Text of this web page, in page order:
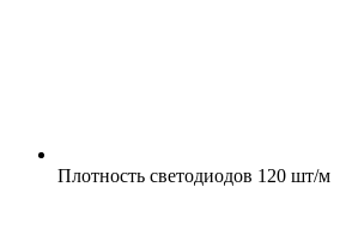
Плотность светодиодов 120 шт/м